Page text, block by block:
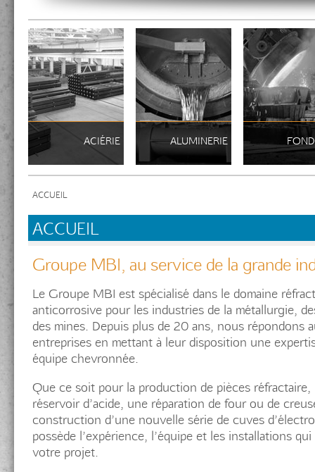
ACIÉRIE ALUMINERIE
ACCUEIL
ACCUEIL
Groupe MBI, au service de la grande
Le Groupe MBI est spécialisé dans le domaine
anticorrosive pour les industries de la métallurgie,
des mines. Depuis plus de 20 ans, nous répondons
entreprises en mettant à leur disposition une
équipe chevronnée.
Que ce soit pour la production de pièces réfractaire,
réservoir d’acide, une réparation de four ou de
construction d’une nouvelle série de cuves
possède l’expérience, l’équipe et les installations
votre projet.